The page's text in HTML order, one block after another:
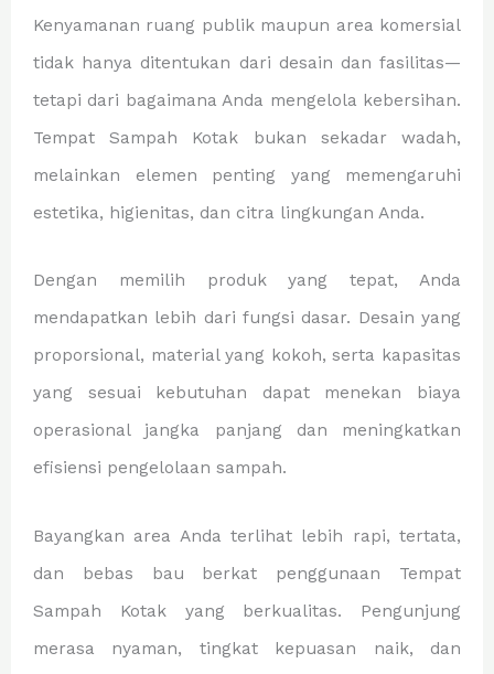
Kenyamanan ruang publik maupun area komersial
tidak hanya ditentukan dari desain dan fasilitas—
tetapi dari bagaimana Anda mengelola kebersihan.
Tempat Sampah Kotak bukan sekadar wadah,
melainkan elemen penting yang memengaruhi
estetika, higienitas, dan citra lingkungan Anda.
Dengan memilih produk yang tepat, Anda
mendapatkan lebih dari fungsi dasar. Desain yang
proporsional, material yang kokoh, serta kapasitas
yang sesuai kebutuhan dapat menekan biaya
operasional jangka panjang dan meningkatkan
efisiensi pengelolaan sampah.
Bayangkan area Anda terlihat lebih rapi, tertata,
dan bebas bau berkat penggunaan Tempat
Sampah Kotak yang berkualitas. Pengunjung
merasa nyaman, tingkat kepuasan naik, dan